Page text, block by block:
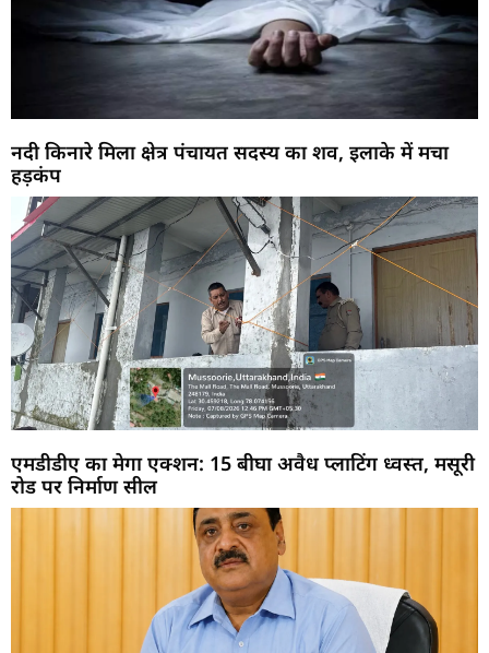
नदी किनारे मिला क्षेत्र पंचायत सदस्य का शव, इलाके में मचा
हड़कंप
एमडीडीए का मेगा एक्शन: 15 बीघा अवैध प्लाटिंग ध्वस्त, मसूरी
रोड पर निर्माण सील